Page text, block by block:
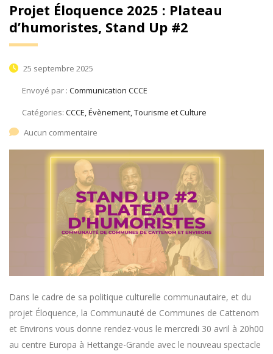
Projet Éloquence 2025 : Plateau
d’humoristes, Stand Up #2
25 septembre 2025
Envoyé par : Communication CCCE
Catégories: CCCE, Évènement, Tourisme et Culture
Aucun commentaire
Dans le cadre de sa politique culturelle communautaire, et du
projet Éloquence, la Communauté de Communes de Cattenom
et Environs vous donne rendez-vous le mercredi 30 avril à 20h00
au centre Europa à Hettange-Grande avec le nouveau spectacle